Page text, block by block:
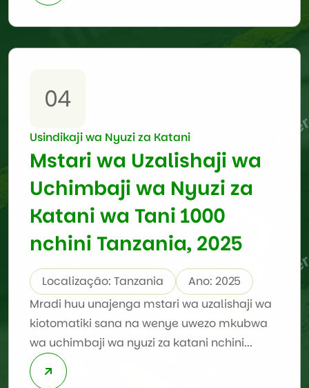
04
Usindikaji wa Nyuzi za Katani
Mstari wa Uzalishaji wa
Uchimbaji wa Nyuzi za
Katani wa Tani 1000
nchini Tanzania, 2025
Localização: Tanzania
Ano: 2025
Mradi huu unajenga mstari wa uzalishaji wa
kiotomatiki sana na wenye uwezo mkubwa
wa uchimbaji wa nyuzi za katani nchini...